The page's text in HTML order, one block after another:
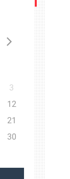
3
12
21
30